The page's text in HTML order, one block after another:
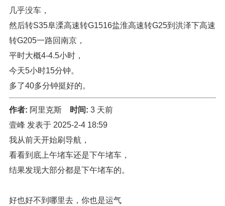
几乎没车，
然后转S35阜溧高速转G1516盐淮高速转G25到洪泽下高速
转G205一路回南京，
平时大概4-4.5小时，
今天5小时15分钟。
多了40多分钟挺好的。
作者: 阿里克斯 时间: 3 天前
壹峰 发表于 2025-2-4 18:59
我从前天开始刷导航，
看看到底上午堵车还是下午堵车，
结果发现大部分都是下午堵车的。
好也好不到哪里去，你也是运气